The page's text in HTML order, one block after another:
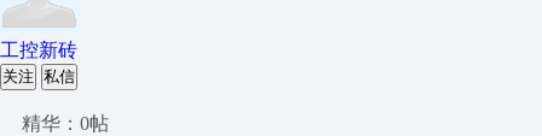
工控新砖
关注 私信
精华：0帖